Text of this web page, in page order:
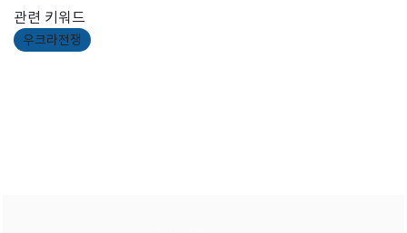
관련 키워드
우크라전쟁